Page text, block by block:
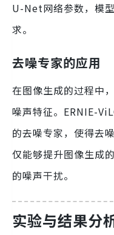
U-Net网络参数，模
求。
去噪专家的应用
在图像生成的过程中
噪声特征。ERNIE-
的去噪专家，使得去
仅能够提升图像生成
的噪声干扰。
实验与结果分